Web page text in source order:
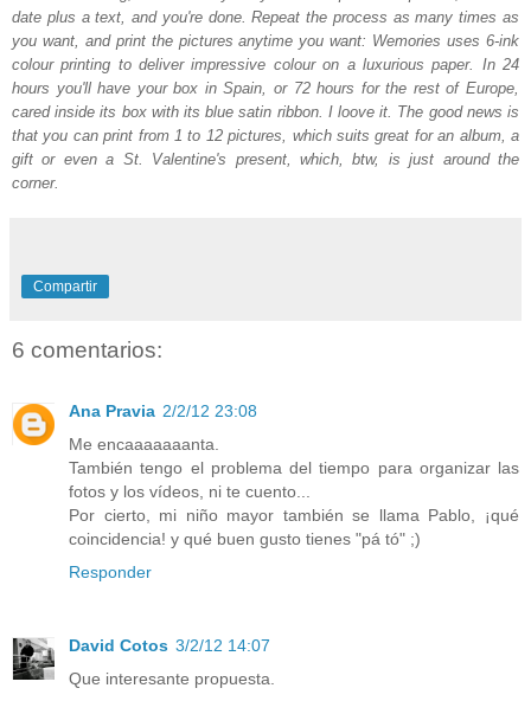
date plus a text, and you're done. Repeat the process as many times as
you want, and print the pictures anytime you want: Wemories uses 6-ink
colour printing to deliver impressive colour on a luxurious paper. In 24
hours you'll have your box in Spain, or 72 hours for the rest of Europe,
cared inside its box with its blue satin ribbon. I loove it. The good news is
that you can print from 1 to 12 pictures, which suits great for an album, a
gift or even a St. Valentine's present, which, btw, is just around the
corner.
Compartir
6 comentarios:
Ana Pravia 2/2/12 23:08
Me encaaaaaaanta.
También tengo el problema del tiempo para organizar las
fotos y los vídeos, ni te cuento...
Por cierto, mi niño mayor también se llama Pablo, ¡qué
coincidencia! y qué buen gusto tienes "pá tó" ;)
Responder
David Cotos 3/2/12 14:07
Que interesante propuesta.